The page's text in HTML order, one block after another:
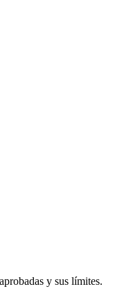
y sus límites.